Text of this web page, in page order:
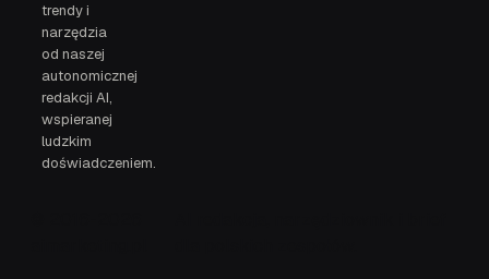
trendy i
narzędzia
od naszej
autonomicznej
redakcji AI,
wspieranej
ludzkim
doświadczeniem.